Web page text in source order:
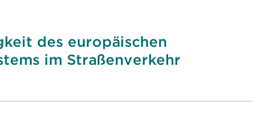
des europäischen
im Straßenverkehr